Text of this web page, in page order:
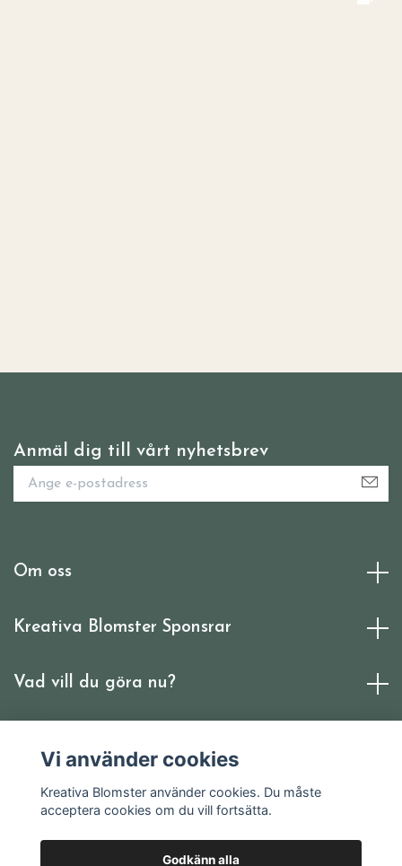
Anmäl dig till vårt nyhetsbrev
Om oss
Kreativa Blomster Sponsrar
Vad vill du göra nu?
Vi använder cookies
Kreativa Blomster använder cookies. Du måste
acceptera cookies om du vill fortsätta.
Godkänn alla